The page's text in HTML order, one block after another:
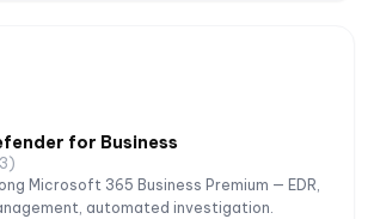
for Business
)
Microsoft 365 Business Premium — EDR,
automated investigation.